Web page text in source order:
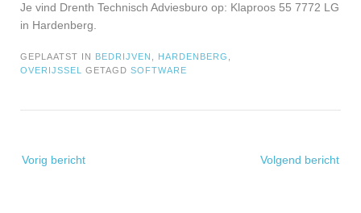
Je vind Drenth Technisch Adviesburo op: Klaproos 55 7772 LG
in Hardenberg.
GEPLAATST IN BEDRIJVEN , HARDENBERG ,
OVERIJSSEL GETAGD SOFTWARE
navigatie
Vorig bericht Volgend bericht